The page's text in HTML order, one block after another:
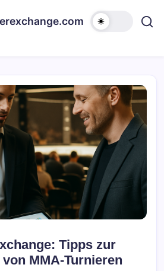
Tipps zur
MMA-Turnieren